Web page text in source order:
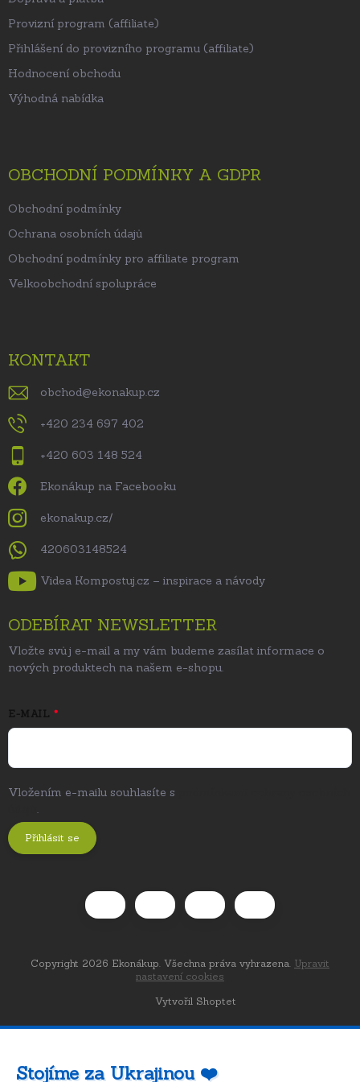
Provizní program (affiliate)
Přihlášení do provizního programu (affiliate)
Hodnocení obchodu
Výhodná nabídka
OBCHODNÍ PODMÍNKY A GDPR
Obchodní podmínky
Ochrana osobních údajů
Obchodní podmínky pro affiliate program
Velkoobchodní spolupráce
KONTAKT
obchod@ekonakup.cz
+420 234 697 402
+420 603 148 524
Ekonákup na Facebooku
ekonakup.cz/
420603148524
Videa Kompostuj.cz – inspirace a návody
ODEBÍRAT NEWSLETTER
Vložte svůj e-mail a my vám budeme zasílat informace o
nových produktech na našem e-shopu.
E-MAIL
Vložením e-mailu souhlasíte s
.
Přihlásit se
Vytvořil Shoptet
Copyright 2026 Ekonákup. Všechna práva vyhrazena. Upravit
nastavení cookies
Stojíme za Ukrajinou ❤️